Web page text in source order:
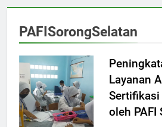
PAFISorongSelatan
Layanan
oleh PAFI